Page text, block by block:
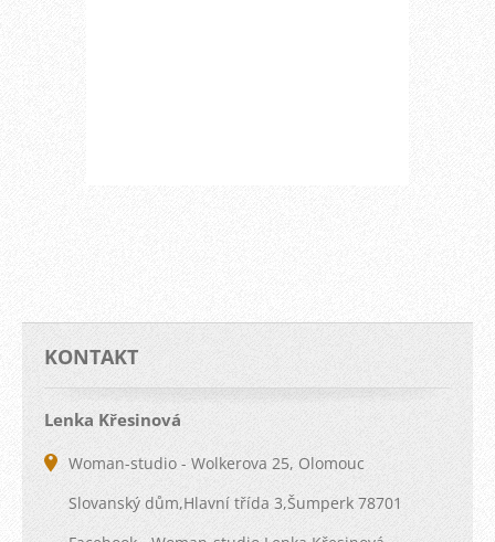
KONTAKT
Lenka Křesinová
Woman-studio - Wolkerova 25, Olomouc
Slovanský dům,Hlavní třída 3,Šumperk 78701